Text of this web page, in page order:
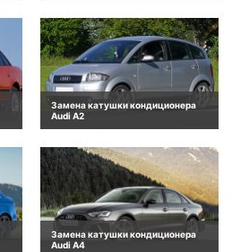
Замена катушки кондиционера
Audi A2
Замена катушки кондиционера
Audi A4